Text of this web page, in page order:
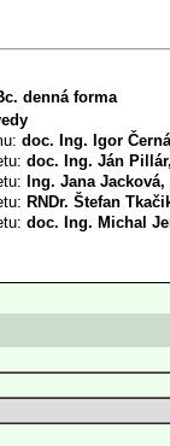
denná forma
doc. Ing. Igor
doc. Ing. Ján
Ing. Jana
RNDr. Štefan
doc. Ing. Michal